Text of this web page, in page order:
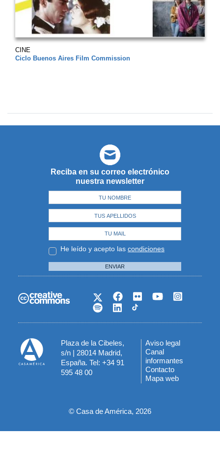
CINE
Ciclo Buenos Aires Film Commission
Reciba en su correo electrónico
nuestra newsletter
He leído y acepto las condiciones
ENVIAR
Plaza de la Cibeles,
s/n | 28014 Madrid,
España. Tel: +34 91
595 48 00
Menú
del
pie
Aviso legal
Canal
informantes
Contacto
Mapa web
© Casa de América, 2026